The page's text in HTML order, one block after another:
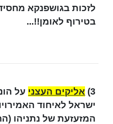
לזכות בגושפנקא
בטירוף לאומן!!...
3) אליקים העצני על
ישראל לאיחוד
המזעזעת של נתניהו